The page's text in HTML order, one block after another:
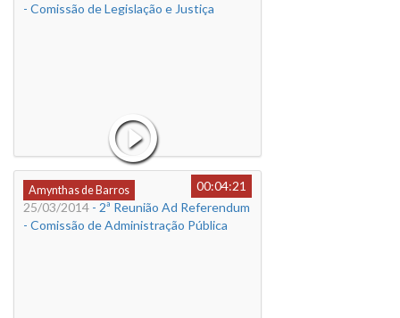
- Comissão de Legislação e Justiça
Amynthas de Barros
00:04:21
25/03/2014 - 2ª Reunião Ad Referendum
- Comissão de Administração Pública